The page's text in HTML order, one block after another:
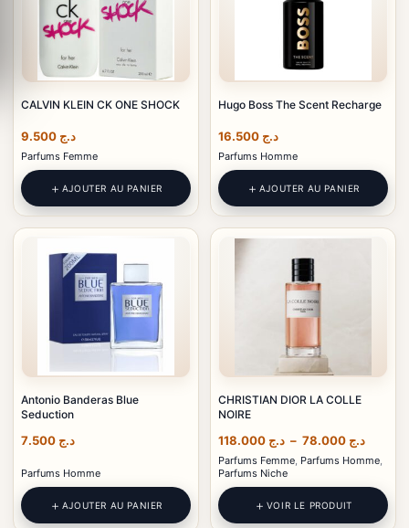
CALVIN KLEIN CK ONE SHOCK
د.ج
Parfums Femme
AJOUTER AU PANIER
Hugo Boss The Scent Recharge
د.ج
Parfums Homme
AJOUTER AU PANIER
Antonio Banderas Blue
Seduction
د.ج
Parfums Homme
AJOUTER AU PANIER
CHRISTIAN DIOR LA COLLE
NOIRE
د.ج – د.ج
Plage
prix :
د.ج 78.000
Parfums Femme, Parfums Homme,
Parfums Niche
VOIR LE PRODUIT